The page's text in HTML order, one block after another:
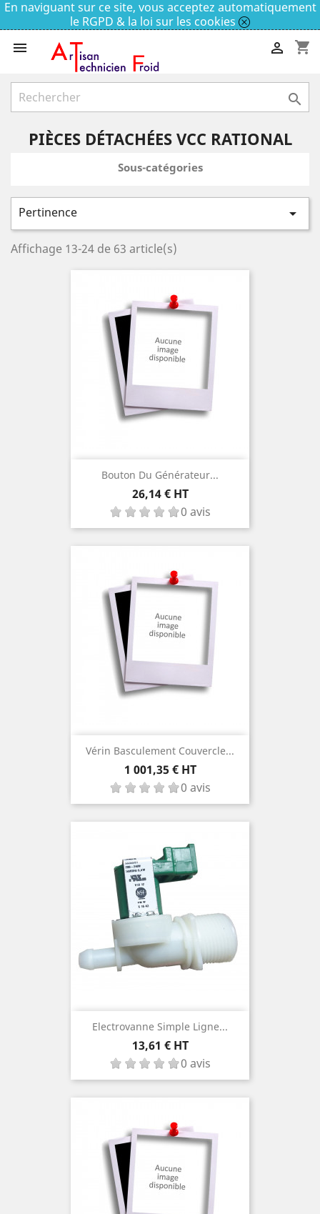
En naviguant sur ce site, vous acceptez automatiquement
le RGPD & la loi sur les cookies
 shopping_cart


PIÈCES DÉTACHÉES VCC RATIONAL
Sous-catégories
Pertinence 
Affichage 13-24 de 63 article(s)
Bouton Du Générateur...
Prix
26,14 € HT
0 avis
Vérin Basculement Couvercle...
Prix
1 001,35 € HT
0 avis
Electrovanne Simple Ligne...
Prix
13,61 € HT
0 avis